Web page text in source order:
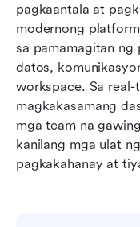
pagkaantala at
modernong
sa pamamagitan ng
datos,
workspace. Sa
magkakasamang
mga team na
kanilang mga ulat
pagkakahanay at